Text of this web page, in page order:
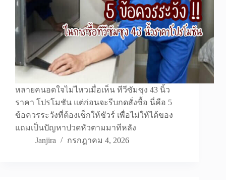
หลายคนอดใจไม่ไหวเมื่อเห็น ทีวีซัมซุง 43 นิ้ว
ราคา โปรโมชัน แต่ก่อนจะรีบกดสั่งซื้อ นี่คือ 5
ข้อควรระวังที่ต้องเช็กให้ชัวร์ เพื่อไม่ให้ได้ของ
แถมเป็นปัญหาปวดหัวตามมาทีหลัง
Janjira
กรกฎาคม 4, 2026